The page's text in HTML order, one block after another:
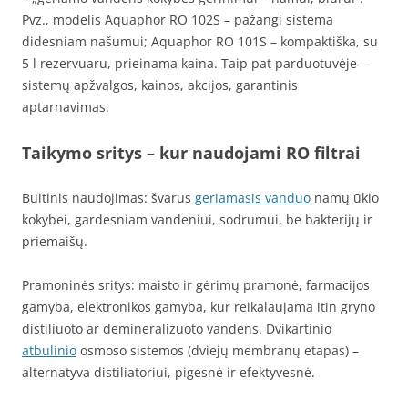
Pvz., modelis Aquaphor RO 102S – pažangi sistema
didesniam našumui; Aquaphor RO 101S – kompaktiška, su
5 l rezervuaru, prieinama kaina. Taip pat parduotuvėje –
sistemų apžvalgos, kainos, akcijos, garantinis
aptarnavimas.
Taikymo sritys – kur naudojami RO filtrai
Buitinis naudojimas: švarus geriamasis vanduo namų ūkio
kokybei, gardesniam vandeniui, sodrumui, be bakterijų ir
priemaišų.
Pramoninės sritys: maisto ir gėrimų pramonė, farmacijos
gamyba, elektronikos gamyba, kur reikalaujama itin gryno
distiliuoto ar demineralizuoto vandens. Dvikartinio
atbulinio osmoso sistemos (dviejų membranų etapas) –
alternatyva distiliatoriui, pigesnė ir efektyvesnė.